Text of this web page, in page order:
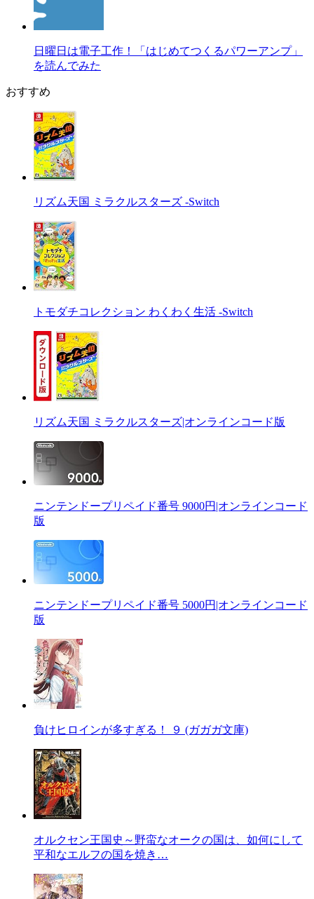
日曜日は電子工作！「はじめてつくるパワーアンプ」
を読んでみた
おすすめ
リズム天国 ミラクルスターズ -Switch
トモダチコレクション わくわく生活 -Switch
リズム天国 ミラクルスターズ|オンラインコード版
ニンテンドープリペイド番号 9000円|オンラインコード
版
ニンテンドープリペイド番号 5000円|オンラインコード
版
負けヒロインが多すぎる！ ９ (ガガガ文庫)
オルクセン王国史～野蛮なオークの国は、如何にして
平和なエルフの国を焼き…